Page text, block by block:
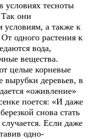
условиях тесноты
они
а также к
одного растения к
вода,
вещества.
целые корневые
вырубки деревьев, в
«оживление»
поется: «И даже
снова стать
Если даже
одно-